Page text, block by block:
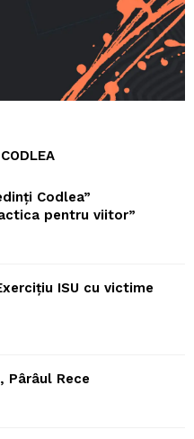
Codlea”
pentru viitor”
ISU cu victime
Pârâul Rece